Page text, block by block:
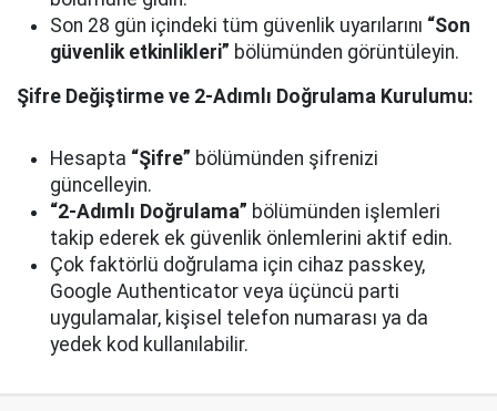
Son 28 gün içindeki tüm güvenlik uyarılarını “Son
güvenlik etkinlikleri” bölümünden görüntüleyin.
Şifre Değiştirme ve 2-Adımlı Doğrulama Kurulumu:
Hesapta “Şifre” bölümünden şifrenizi
güncelleyin.
“2-Adımlı Doğrulama” bölümünden işlemleri
takip ederek ek güvenlik önlemlerini aktif edin.
Çok faktörlü doğrulama için cihaz passkey,
Google Authenticator veya üçüncü parti
uygulamalar, kişisel telefon numarası ya da
yedek kod kullanılabilir.